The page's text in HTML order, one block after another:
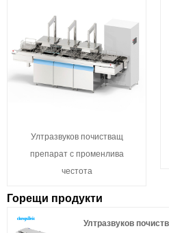
Ултразвуков почистващ
препарат с променлива
честота
Горещи продукти
Ултразвуков